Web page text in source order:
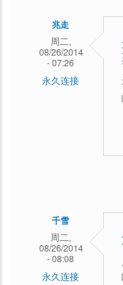
70
后，
最
属
于
青
兆走
周二,
08/26/2014
- 07:26
永久连接
千雪
周二,
08/26/2014
- 08:08
永久连接